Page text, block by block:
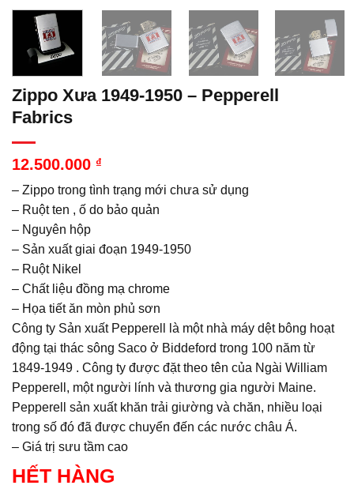
Zippo Xưa 1949-1950 – Pepperell
Fabrics
12.500.000 ₫
– Zippo trong tình trạng mới chưa sử dụng
– Ruột ten , ố do bảo quản
– Nguyên hộp
– Sản xuất giai đoạn 1949-1950
– Ruột Nikel
– Chất liệu đồng mạ chrome
– Họa tiết ăn mòn phủ sơn
Công ty Sản xuất Pepperell là một nhà máy dệt bông hoạt
động tại thác sông Saco ở Biddeford trong 100 năm từ
1849-1949 . Công ty được đặt theo tên của Ngài William
Pepperell, một người lính và thương gia người Maine.
Pepperell sản xuất khăn trải giường và chăn, nhiều loại
trong số đó đã được chuyển đến các nước châu Á.
– Giá trị sưu tầm cao
HẾT HÀNG